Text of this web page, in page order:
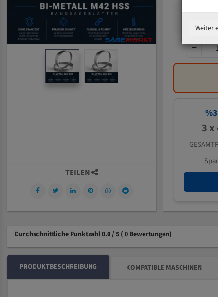
%3
3 x
TEILEN
Durchschnittliche Punktzahl 0.0 / 5 ( 0 Bewertungen)
PRODUKTBESCHREIBUNG KOMPATIBLE MASCHINEN
Weiter